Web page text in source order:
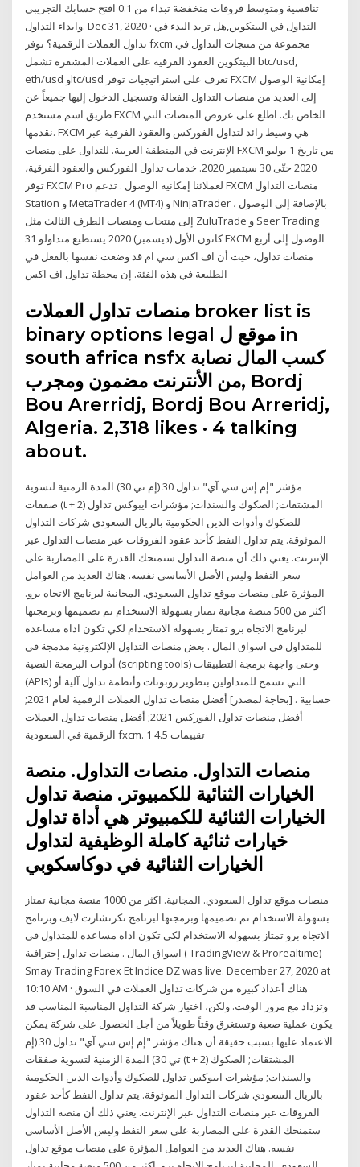
تنافسية ومتوسط فروقات منخفضة تبداء من 0.1 افتح حسابك التجريبي
وابداء التداول. Dec 31, 2020 · التداول في البيتكوين,هل تريد البدء في
تداول العملات الرقمية؟ توفر fxcm مجموعة من منتجات التداول في
البيتكوين العقود الفرقية على العملات المشفرة تشمل btc/usd,
eth/usd وltc/usd تعرف على استراتيجيات توفر FXCM إمكانية الوصول
إلى العديد من منصات التداول الفعالة وتسجيل الدخول إليها جميعاً عن
طريق اسم مستخدم FXCM الخاص بك. اطلع على عروض المنصات التي
نقدمها. FXCM هي وسيط رائد لتداول الفوركس والعقود الفرقية عبر
الإنترنت في المنطقة العربية. للتداول على منصات FXCM من تاريخ 1 يوليو
2020 حتّى 30 سبتمبر 2020. خدمات تداول الفوركس والعقود الفرقية،
توفر FXCM Pro لعملائنا إمكانية الوصول . تدعم FXCM منصات التداول
Station و MetaTrader 4 (MT4) و NinjaTrader ، بالإضافة إلى الوصول
إلى منتجات ومنصات الطرف الثالث مثل ZuluTrade و Seer Trading
31 كانون الأول (ديسمبر) 2020 يستطيع متداولو FXCM الوصول إلى أربع
منصات تداول، حيث أن اف اكس سي ام قد وضعت نفسها بالفعل في
منصات تداول العملات broker list is
binary options legal موقع ل in
south africa nsfx نصابة ‎كسب المال
من الأنترنت مضمون ومجرب‎, Bordj
Bou Arerridj, Bordj Bou Arreridj,
Algeria. 2,318 likes · 4 talking
about.
مؤشر "إم إس سي آي" تداول 30 (إم تي 30) المدة الزمنية لتسوية
صفقات (t + 2) المشتقات; الصكوك والسندات; مؤشرات ايبوكس تداول
للصكوك وأدوات الدين الحكومية بالريال السعودي شركات التداول
الموثوقة. يتم تداول النفط كأحد عقود الفروقات عبر منصات التداول عبر
الإنترنت. يعني ذلك أن منصة التداول ستمنحك القدرة على المضاربة على
سعر النفط وليس الأصل الأساسي نفسه. هناك العديد من العوامل
المؤثرة على منصات موقع تداول السعودي. المجانية لبرنامج الاتجاه برو.
اكثر من 500 منصة مجانية تمتاز بسهولة الاستخدام تم تصميمها وبرمجتها
لبرنامج الاتجاه برو تمتاز بسهوله الاستخدام لكي تكون اداه مساعده
للمتداول في اسواق المال . بعض منصات التداول الإلكترونية مدمجة في
أدوات البرمجة النصية (scripting tools) وحتى واجهة برمجة التطبيقات
(APIs) التي تسمح للمتداولين بتطوير روبوتات وأنظمة تداول آلية أو
حسابية . [بحاجة لمصدر] أفضل منصات تداول العملات الرقمية لعام 2021;
أفضل منصات تداول الفوركس 2021; أفضل منصات تداول العملات
الرقمية في السعودية fxcm. 1 تقييمات 4.5
منصات التداول. منصات التداول. منصة
الخيارات الثنائية للكمبيوتر. منصة تداول
الخيارات الثنائية للكمبيوتر هي أداة تداول
خيارات ثنائية كاملة الوظيفية لتداول
الخيارات الثنائية في دوكاسكوبي
منصات موقع تداول السعودي. المجانية. اكثر من 1000 منصة مجانية تمتاز
بسهولة الاستخدام تم تصميمها وبرمجتها لبرنامج تكرتشارت لايف وبرنامج
الاتجاه برو تمتاز بسهوله الاستخدام لكي تكون اداه مساعده للمتداول في
اسواق المال . منصات تداول إحترافية ( TradingView & Prorealtime)
Smay Trading Forex Et Indice DZ was live. December 27, 2020 at
10:10 AM · هناك أعداد كبيرة من شركات تداول العملات في السوق
وتزداد مع مرور الوقت. ولكن، اختيار شركة التداول المناسبة المناسب قد
يكون عملية صعبة وتستغرق وقتاً طويلاً من أجل الحصول على شركة يمكن
الاعتماد عليها بسبب حقيقة أن هناك مؤشر "إم إس سي آي" تداول 30 (إم
تي 30) المدة الزمنية لتسوية صفقات (t + 2) المشتقات; الصكوك
والسندات; مؤشرات ايبوكس تداول للصكوك وأدوات الدين الحكومية
بالريال السعودي شركات التداول الموثوقة. يتم تداول النفط كأحد عقود
الفروقات عبر منصات التداول عبر الإنترنت. يعني ذلك أن منصة التداول
ستمنحك القدرة على المضاربة على سعر النفط وليس الأصل الأساسي
نفسه. هناك العديد من العوامل المؤثرة على منصات موقع تداول